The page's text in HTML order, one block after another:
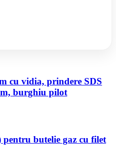
cu vidia, prindere SDS
burghiu pilot
butelie gaz cu filet